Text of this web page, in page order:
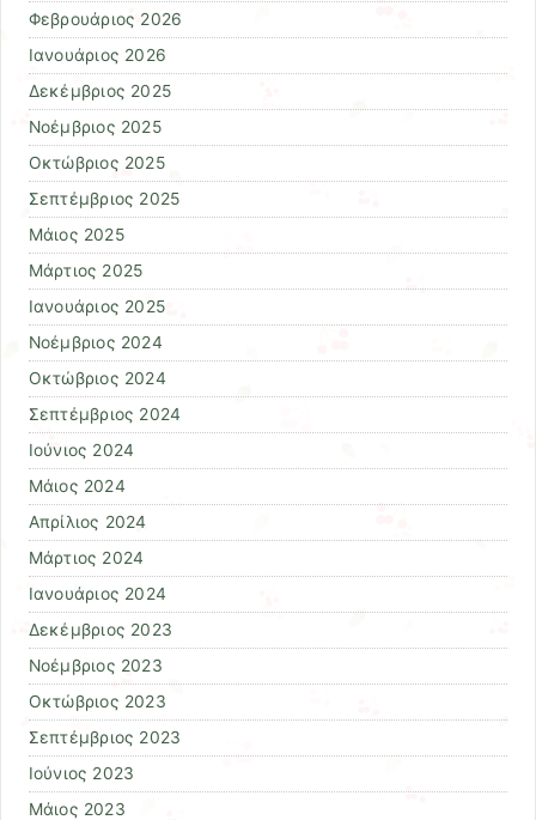
Φεβρουάριος 2026
Ιανουάριος 2026
Δεκέμβριος 2025
Νοέμβριος 2025
Οκτώβριος 2025
Σεπτέμβριος 2025
Μάιος 2025
Μάρτιος 2025
Ιανουάριος 2025
Νοέμβριος 2024
Οκτώβριος 2024
Σεπτέμβριος 2024
Ιούνιος 2024
Μάιος 2024
Απρίλιος 2024
Μάρτιος 2024
Ιανουάριος 2024
Δεκέμβριος 2023
Νοέμβριος 2023
Οκτώβριος 2023
Σεπτέμβριος 2023
Ιούνιος 2023
Μάιος 2023